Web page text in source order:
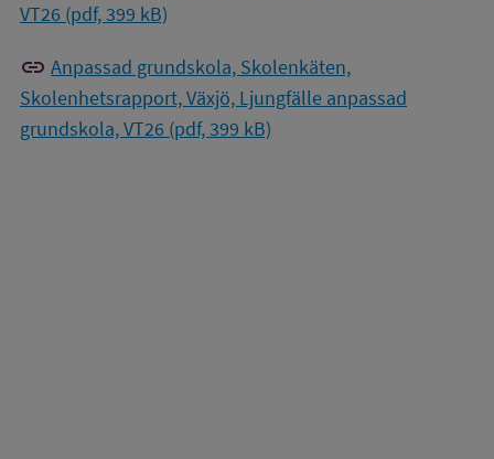
VT26 (pdf, 399 kB)
link Anpassad grundskola, Skolenkäten,
Skolenhetsrapport, Växjö, Ljungfälle anpassad
grundskola, VT26 (pdf, 399 kB)